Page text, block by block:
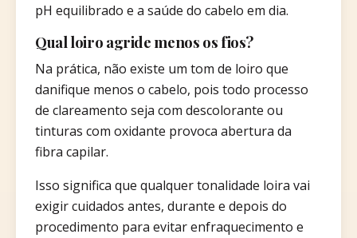
pH equilibrado e a saúde do cabelo em dia.
Qual loiro agride menos os fios?
Na prática, não existe um tom de loiro que
danifique menos o cabelo, pois todo processo
de clareamento seja com descolorante ou
tinturas com oxidante provoca abertura da
fibra capilar.
Isso significa que qualquer tonalidade loira vai
exigir cuidados antes, durante e depois do
procedimento para evitar enfraquecimento e